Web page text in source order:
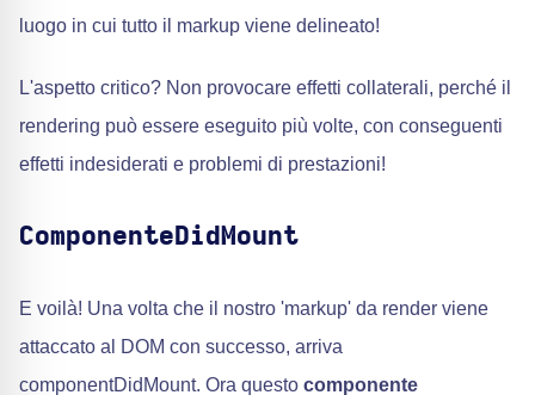
luogo in cui tutto il markup viene delineato!
L'aspetto critico? Non provocare effetti collaterali, perché il
rendering può essere eseguito più volte, con conseguenti
effetti indesiderati e problemi di prestazioni!
ComponenteDidMount
E voilà! Una volta che il nostro 'markup' da render viene
attaccato al DOM con successo, arriva
componentDidMount. Ora questo componente